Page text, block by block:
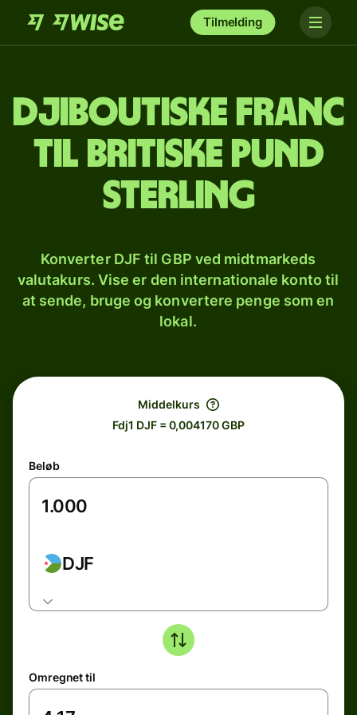
Tilmelding
Djiboutiske franc
til britiske pund
sterling
Konverter DJF til GBP ved midtmarkeds
valutakurs. Vise er den internationale konto til
at sende, bruge og konvertere penge som en
lokal.
Middelkurs
Fdj1 DJF = 0,004170 GBP
Beløb
DJF
Omregnet til